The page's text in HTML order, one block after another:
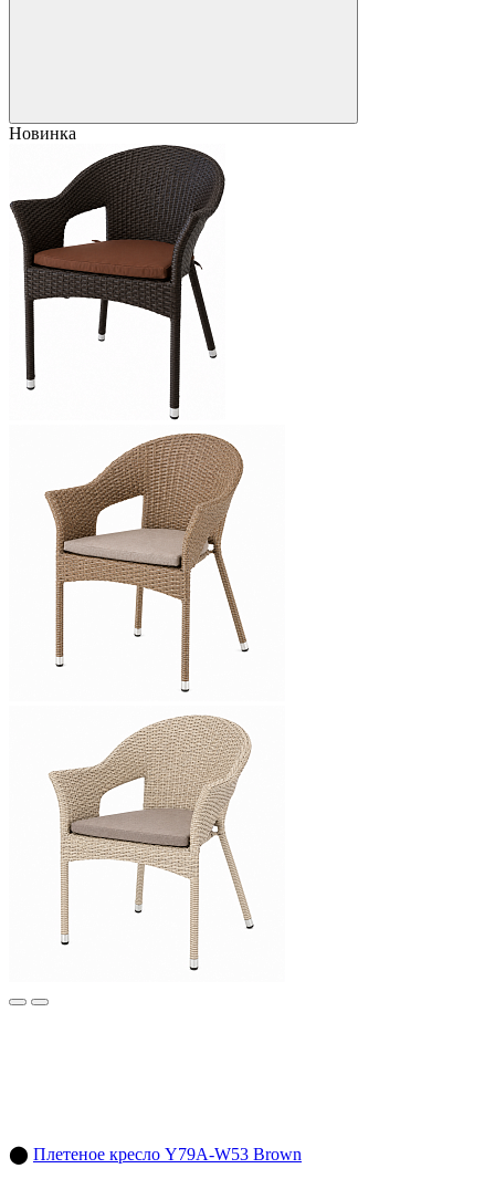
Новинка
⬤ Плетеное кресло Y79A-W53 Brown